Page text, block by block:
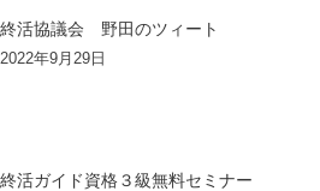
終活協議会 野田のツィート
2022年9月29日
終活ガイド資格３級無料セミナー